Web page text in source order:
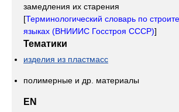
замедления их старения
[Терминологический словарь по
языках (ВНИИИС Госстроя СССР)]
Тематики
изделия из пластмасс
полимерные и др. материалы
EN